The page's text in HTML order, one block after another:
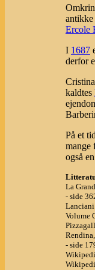
antikke
Ercole
I 1687
derfor
kaldtes
På et
mange
også
La
- side
Volume
- side